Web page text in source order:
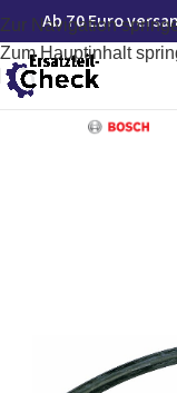
Zur Navigation
Zum Hauptinhalt
Ab 70 Euro